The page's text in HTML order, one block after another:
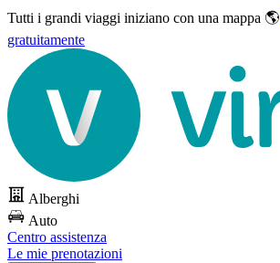
Tutti i grandi viaggi iniziano con una mappa 🌎
gratuitamente
Alberghi
Auto
Centro assistenza
Le mie prenotazioni